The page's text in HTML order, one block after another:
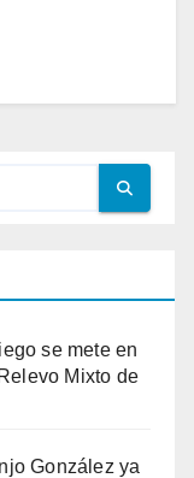
se mete en
Mixto de
González ya